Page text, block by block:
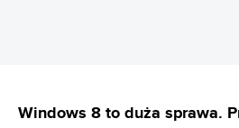
Windows 8 to duża sprawa.